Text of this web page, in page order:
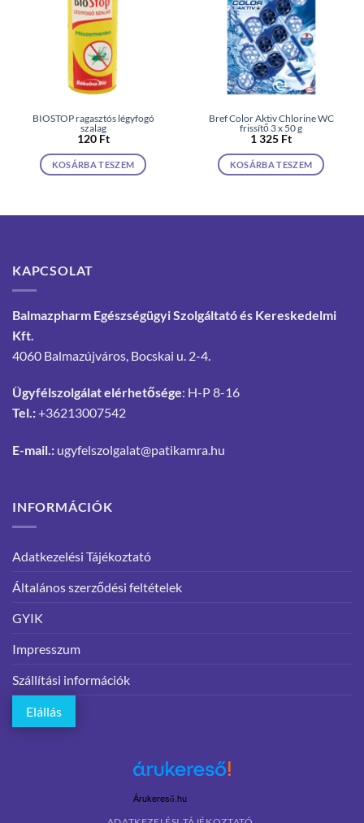
BIOSTOP ragasztós légyfogó
szalag
120 Ft
KOSÁRBA TESZEM
Bref Color Aktiv Chlorine WC
frissítő 3 x 50 g
1 325 Ft
KOSÁRBA TESZEM
KAPCSOLAT
Balmazpharm Egészségügyi Szolgáltató és Kereskedelmi
Kft.
4060 Balmazújváros, Bocskai u. 2-4.
Ügyfélszolgálat elérhetősége: H-P 8-16
Tel.:+36213007542
E-mail.: ugyfelszolgalat@patikamra.hu
INFORMÁCIÓK
Adatkezelési Tájékoztató
Általános szerződési feltételek
GYIK
Impresszum
Szállítási információk
Elállás
Árukereső.hu